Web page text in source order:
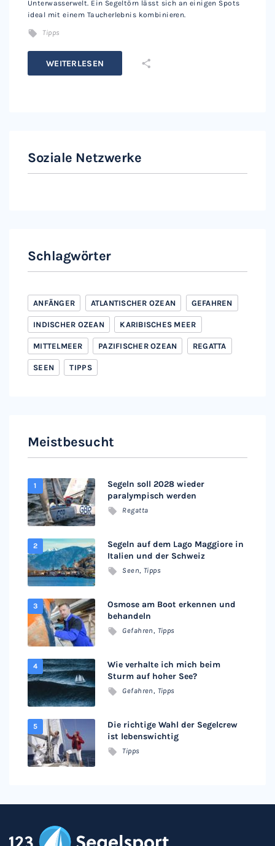
Unterwasserwelt. Ein Segeltörn lässt sich an einigen Spots
ideal mit einem Taucherlebnis kombinieren.
Tipps
WEITERLESEN
Soziale Netzwerke
Schlagwörter
ANFÄNGER ATLANTISCHER OZEAN GEFAHREN
INDISCHER OZEAN KARIBISCHES MEER
MITTELMEER PAZIFISCHER OZEAN REGATTA
SEEN TIPPS
Meistbesucht
Segeln soll 2028 wieder
paralympisch werden
Regatta
Segeln auf dem Lago Maggiore in
Italien und der Schweiz
Seen, Tipps
Osmose am Boot erkennen und
behandeln
Gefahren, Tipps
Wie verhalte ich mich beim
Sturm auf hoher See?
Gefahren, Tipps
Die richtige Wahl der Segelcrew
ist lebenswichtig
Tipps